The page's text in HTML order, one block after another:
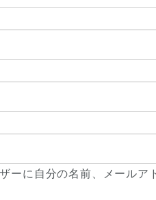
ーに自分の名前、メールア